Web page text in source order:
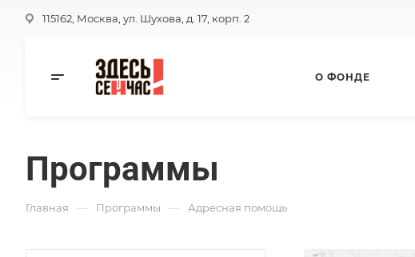
115162, Москва, ул. Шухова, д. 17, корп. 2
О ФОНДЕ
Программы
Главная — Программы — Адресная помощь